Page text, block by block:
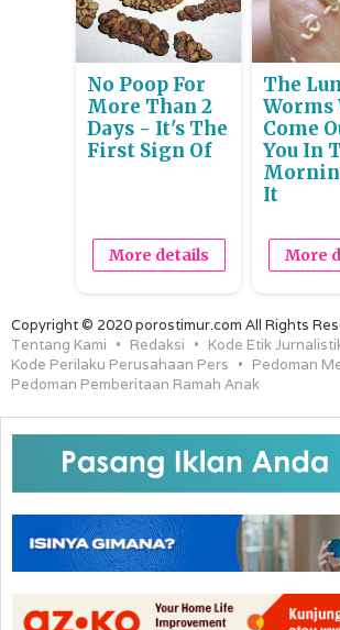
No Poop For
More Than 2
Days - It's The
First Sign Of
More details
The
Come
You In
It
More
Copyright © 2020 porostimur.com All Rights
Tentang Kami
Redaksi
Kode Etik
Kode Perilaku Perusahaan Pers
Pedoman
Pedoman Pemberitaan Ramah Anak